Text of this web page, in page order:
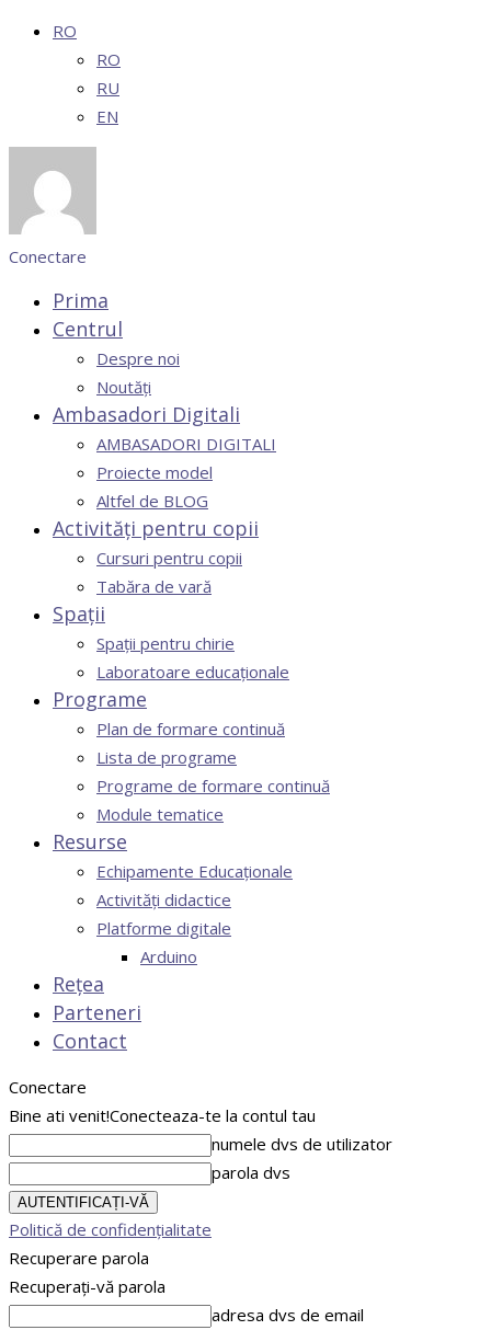
RO
RO
RU
EN
Conectare
Prima
Centrul
Despre noi
Noutăți
Ambasadori Digitali
AMBASADORI DIGITALI
Proiecte model
Altfel de BLOG
Activități pentru copii
Cursuri pentru copii
Tabăra de vară
Spații
Spații pentru chirie
Laboratoare educaționale
Programe
Plan de formare continuă
Lista de programe
Programe de formare continuă
Module tematice
Resurse
Echipamente Educaționale
Activități didactice
Platforme digitale
Arduino
Rețea
Parteneri
Contact
Conectare
Bine ati venit!Conecteaza-te la contul tau
numele dvs de utilizator
parola dvs
Politică de confidențialitate
Recuperare parola
Recuperați-vă parola
adresa dvs de email